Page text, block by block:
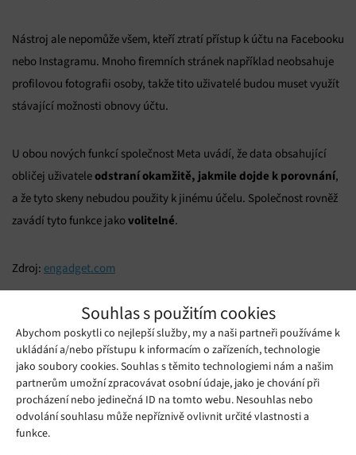
Souhlas s použitím cookies
Abychom poskytli co nejlepší služby, my a naši partneři používáme k
ukládání a/nebo přístupu k informacím o zařízeních, technologie
jako soubory cookies. Souhlas s těmito technologiemi nám a našim
partnerům umožní zpracovávat osobní údaje, jako je chování při
procházení nebo jedinečná ID na tomto webu. Nesouhlas nebo
odvolání souhlasu může nepříznivě ovlivnit určité vlastnosti a
funkce.
Nástroj ale nepomůže všem, kteří ztratí přístup k účtu na Facebooku
nebo Instagramu. Mnoho firemních stránek například neobsahuje
profilovou fotografii osoby, takže tito uživatelé budou muset využít
stávající možnosti obnovy účtu.
U obou nových funkcí společnost Meta uvádí, že data obsahující
obličej uživateleodstraní okamžitě, jakmile dojde k porovnání,
a že tyto skeny nebudou použity k jinému účelu. Společnost rovněž
zavádí tyto funkce jakovolitelné.
Zdroj: engadget.com
Mohlo by se vám líbit